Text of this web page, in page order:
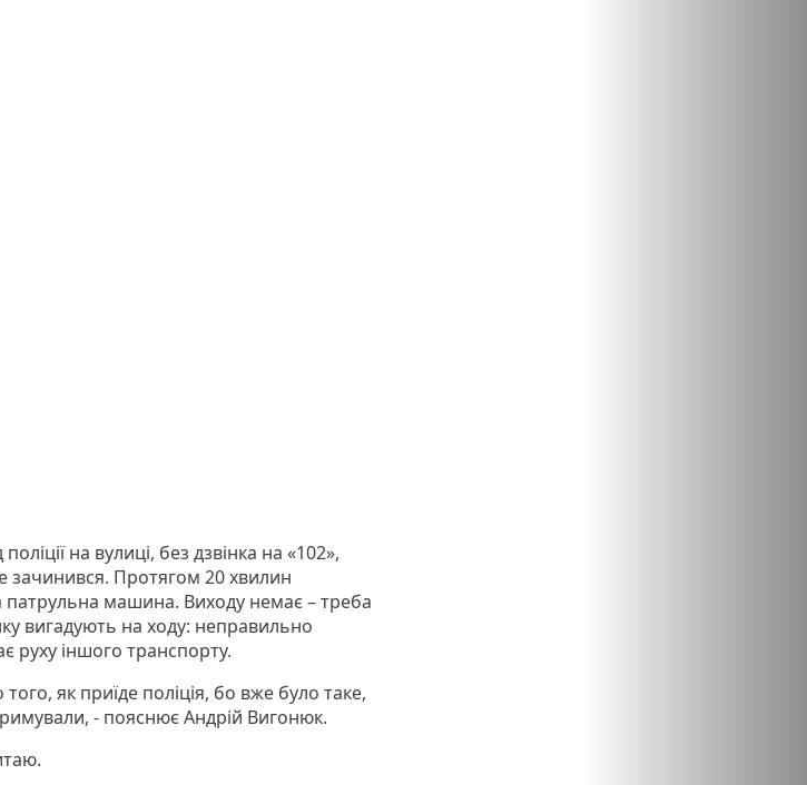
на вулиці, без дзвінка на «102»,
Протягом 20 хвилин
машина. Виходу немає – треба
вигадують на ходу: неправильно
руху іншого транспорту.
як приїде поліція, бо вже було таке,
- пояснює Андрій Вигонюк.